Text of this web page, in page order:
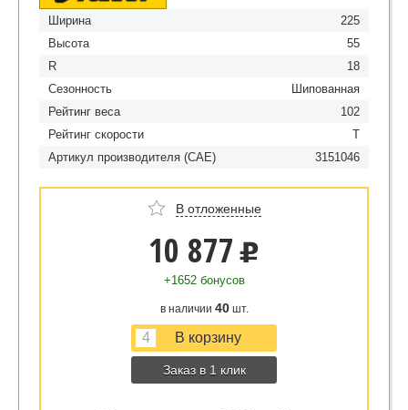
Ширина
225
Высота
55
R
18
Сезонность
Шипованная
Рейтинг веса
102
Рейтинг скорости
T
Артикул производителя (CAE)
3151046
В отложенные
10 877 u
+1652 бонусов
в наличии 40шт.
Заказ в 1 клик